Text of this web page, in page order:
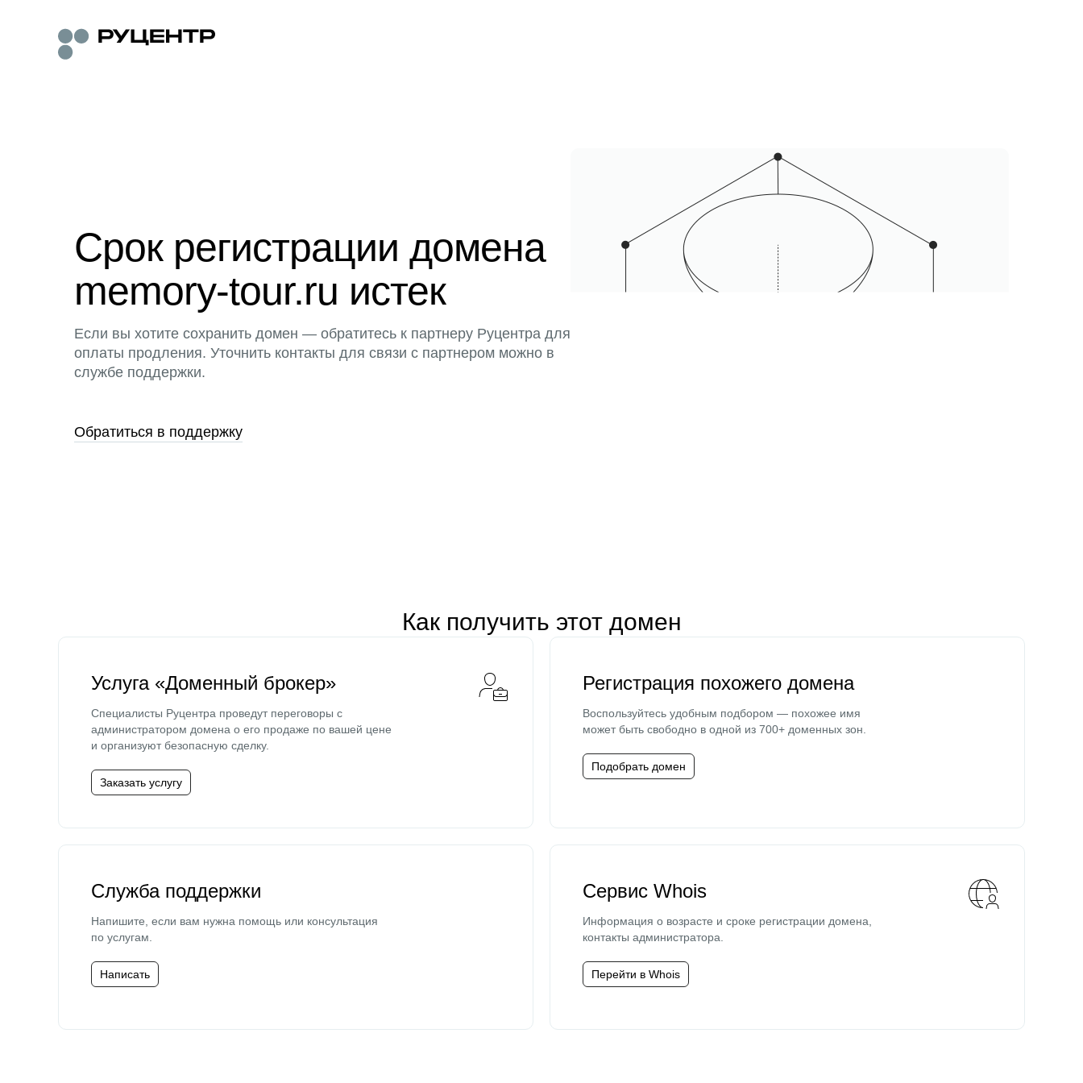
Срок регистрации домена
memory-tour.ru истек
Если вы хотите сохранить домен — обратитесь к партнеру Руцентра для
оплаты продления. Уточнить контакты для связи с партнером можно в
службе поддержки.
Обратиться в поддержку
Как получить этот домен
Услуга «Доменный брокер»
Специалисты Руцентра проведут переговоры с
администратором домена о его продаже по вашей цене
и организуют безопасную сделку.
Заказать услугу
Регистрация похожего домена
Воспользуйтесь удобным подбором — похожее имя
может быть свободно в одной из 700+ доменных зон.
Подобрать домен
Служба поддержки
Напишите, если вам нужна помощь или консультация
по услугам.
Написать
Сервис Whois
Информация о возрасте и сроке регистрации домена,
контакты администратора.
Перейти в Whois